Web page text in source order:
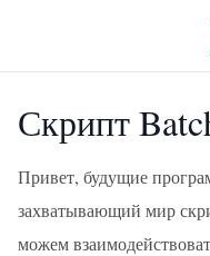
Скрипт
Привет, будущие
захватывающий мир
можем